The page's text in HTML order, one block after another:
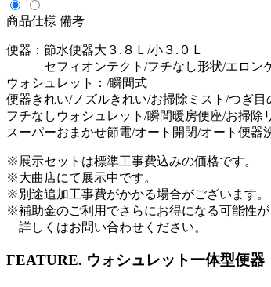
商品仕様 備考
便器：節水便器大３.８Ｌ/小３.０Ｌ
セフィオンテクト/フチなし形状/エロン
ウォシュレット：/瞬間式
便器きれい/ノズルきれい/お掃除ミスト/つぎ目
フチなしウォシュレット/瞬間暖房便座/お掃除
スーパーおまかせ節電/オート開閉/オート便器
※展示セットは標準工事費込みの価格です。
※大曲店にて展示中です。
※別途追加工事費がかかる場合がございます。
※補助金のご利用でさらにお得になる可能性が
詳しくはお問い合わせください。
FEATURE. ウォシュレット一体型便